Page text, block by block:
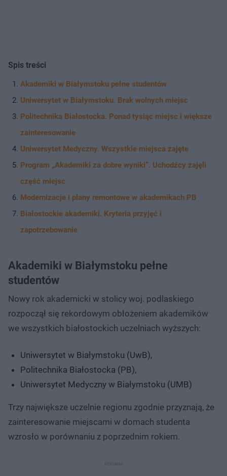
Spis treści
Akademiki w Białymstoku pełne studentów
Uniwersytet w Białymstoku. Brak wolnych miejsc
Politechnika Białostocka. Ponad tysiąc miejsc i większe
zainteresowanie
Uniwersytet Medyczny. Wszystkie miejsca zajęte
Program „Akademiki za dobre wyniki”. Uchodźcy zajęli
część miejsc
Modernizacje i plany remontowe w akademikach PB
Białostockie akademiki. Kryteria przyjęć i
zapotrzebowanie
Akademiki w Białymstoku pełne
studentów
Nowy rok akademicki w stolicy woj. podlaskiego
rozpoczął się rekordowym obłożeniem akademików
we wszystkich białostockich uczelniach wyższych:
Uniwersytet w Białymstoku (UwB),
Politechnika Białostocka (PB),
Uniwersytet Medyczny w Białymstoku (UMB)
Trzy największe uczelnie regionu zgodnie przyznają, że
zainteresowanie miejscami w domach studenta
wzrosło w porównaniu z poprzednim rokiem.